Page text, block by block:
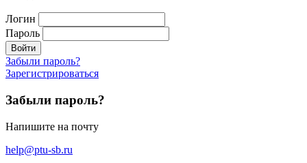
Логин
Пароль
Войти
Забыли пароль?
Зарегистрироваться
Забыли пароль?
Напишите на почту
help@ptu-sb.ru